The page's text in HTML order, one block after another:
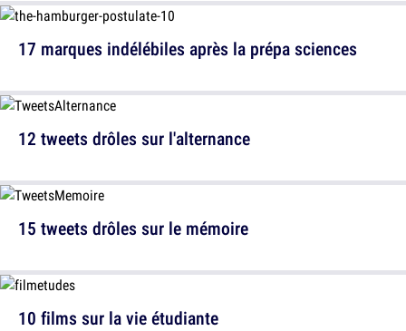
12 tweets drôles sur l'alternance
10 films sur la vie étudiante
17 marques indélébiles après la prépa sciences
15 tweets drôles sur le mémoire